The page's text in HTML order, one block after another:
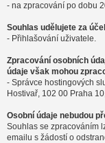
- na zpracování po dobu
Souhlas udělujete za
- Přihlašování uživatele.
Zpracování osobních
údaje však mohou
- Správce hostingových
Hostivař, 102 00 Praha
Osobní údaje nebudou
Souhlas se zpracováním
emailu s žádostí o